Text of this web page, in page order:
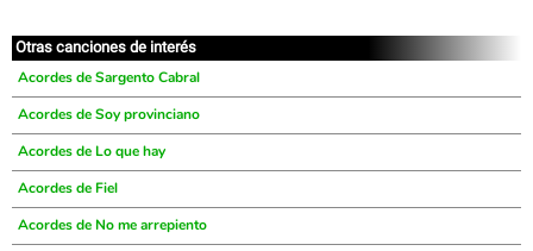
Otras canciones de interés
Acordes de Sargento Cabral
Acordes de Soy provinciano
Acordes de Lo que hay
Acordes de Fiel
Acordes de No me arrepiento